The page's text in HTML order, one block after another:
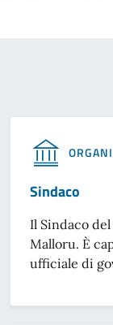
Sindaco
Il Sindaco
Malloru. È
ufficiale di